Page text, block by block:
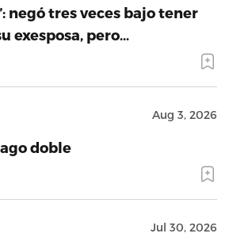
negó tres veces bajo tener
exesposa, pero…
Aug 3, 2026
doble
Jul 30, 2026